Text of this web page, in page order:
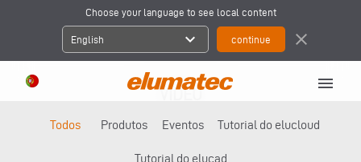
Choose your language to see local content
English expand_more close
menu
VÍDEO
Todos Produtos Eventos Tutorial do elucloud
Tutorial do elucad